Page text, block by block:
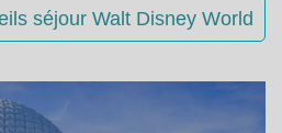
séjour Walt Disney World